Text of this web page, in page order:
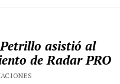
asistió al
de Radar PRO